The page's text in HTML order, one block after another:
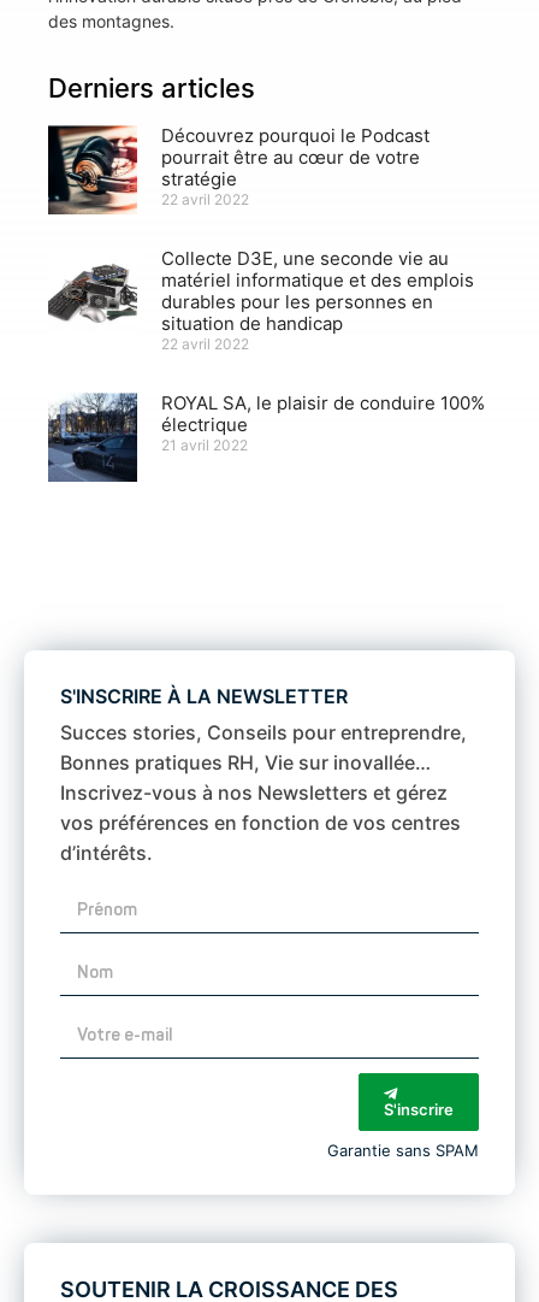
des montagnes.
Derniers articles
Découvrez pourquoi le Podcast
pourrait être au cœur de votre
stratégie
22 avril 2022
Collecte D3E, une seconde vie au
matériel informatique et des emplois
durables pour les personnes en
situation de handicap
22 avril 2022
ROYAL SA, le plaisir de conduire 100%
électrique
21 avril 2022
S'INSCRIRE À LA NEWSLETTER
Succes stories, Conseils pour entreprendre,
Bonnes pratiques RH, Vie sur inovallée…
Inscrivez-vous à nos Newsletters et gérez
vos préférences en fonction de vos centres
d’intérêts.
S'inscrire
Garantie sans SPAM
SOUTENIR LA CROISSANCE DES